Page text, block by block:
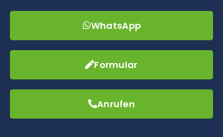
WhatsApp
Formular
Anrufen